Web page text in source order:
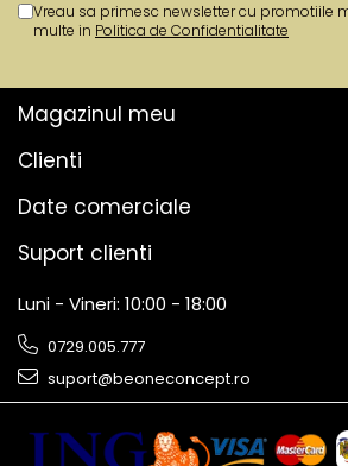
Vreau sa primesc newsletter cu promotiile
multe in Politica de Confidentialitate
Magazinul meu
Clienti
Date comerciale
Suport clienti
Luni - Vineri: 10:00 - 18:00
0729.005.777
suport@beoneconcept.ro